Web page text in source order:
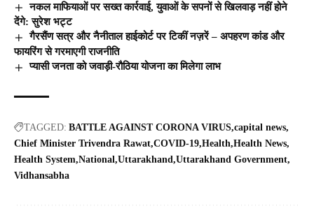
नकल माफियाओं पर सख्त कार्रवाई, युवाओं के सपनों से खिलवाड़ नहीं होने
देंगे: सुरेश भट्ट
गैरसैंण सत्र और नैनीताल हाईकोर्ट पर टिकीं नज़रें – अपहरण कांड और
फायरिंग से गरमाएगी राजनीति
प्यासी जनता को जवाड़ी-रौठिया योजना का मिलेगा लाभ
TAGGED: BATTLE AGAINST CORONA VIRUS capital news
Chief Minister Trivendra Rawat COVID-19 Health Health News
Health System National Uttarakhand Uttarakhand Government
Vidhansabha